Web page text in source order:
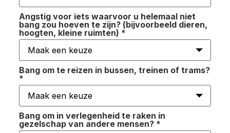
Angstig voor iets waarvoor u helemaal niet
bang zou hoeven te zijn? (bijvoorbeeld dieren,
hoogten, kleine ruimten) *
Bang om te reizen in bussen, treinen of trams?
*
Bang om in verlegenheid te raken in
gezelschap van andere mensen? *